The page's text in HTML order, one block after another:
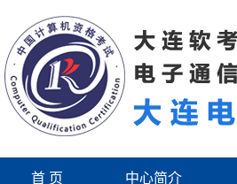
首 页 中心简介